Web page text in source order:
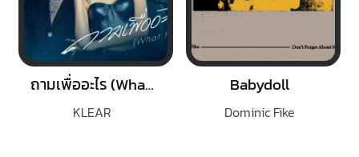
ถามเพื่ออะไร (What for?)
KLEAR
Babydoll
Dominic Fike